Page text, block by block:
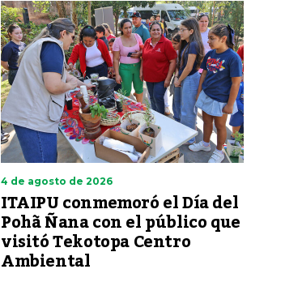
4 de agosto de 2026
ITAIPU conmemoró el Día del
Pohã Ñana con el público que
visitó Tekotopa Centro
Ambiental